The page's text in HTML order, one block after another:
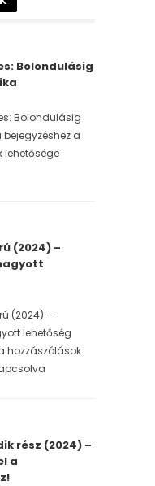
Bolondulásig
Bolondulásig
bejegyzéshez a
lehetősége
(2024) –
(2024) –
lehetőség
hozzászólások
rész (2024) –
a